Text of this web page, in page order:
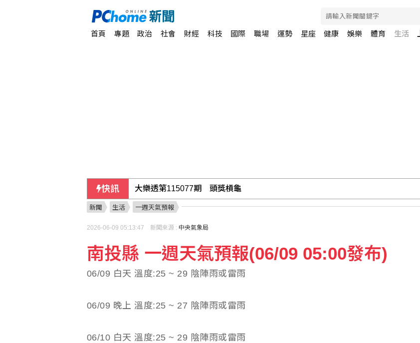
首頁 專題 政治 社會 財經 科技 國際 職場 運勢 星座 健康 娛樂 體育 生活
快訊
大樂透第115077期 頭獎槓龜
中方借颱風稱對台灣海峽交管 海巡署：嚴厲譴責
美7月非農就業人數意外減 標普與那指雙雙開高
上緯第2季營收年增57% 所得稅加徵衝擊短期獲利
新聞 生活 一週天氣預報
2026-06-09 05:13:47 新聞來源 : 中央氣象局
南投縣 一週天氣預報(06/09 05:00發布)
06/09 白天 溫度:25 ~ 29 陰陣雨或雷雨
06/09 晚上 溫度:25 ~ 27 陰陣雨或雷雨
06/10 白天 溫度:25 ~ 29 陰陣雨或雷雨